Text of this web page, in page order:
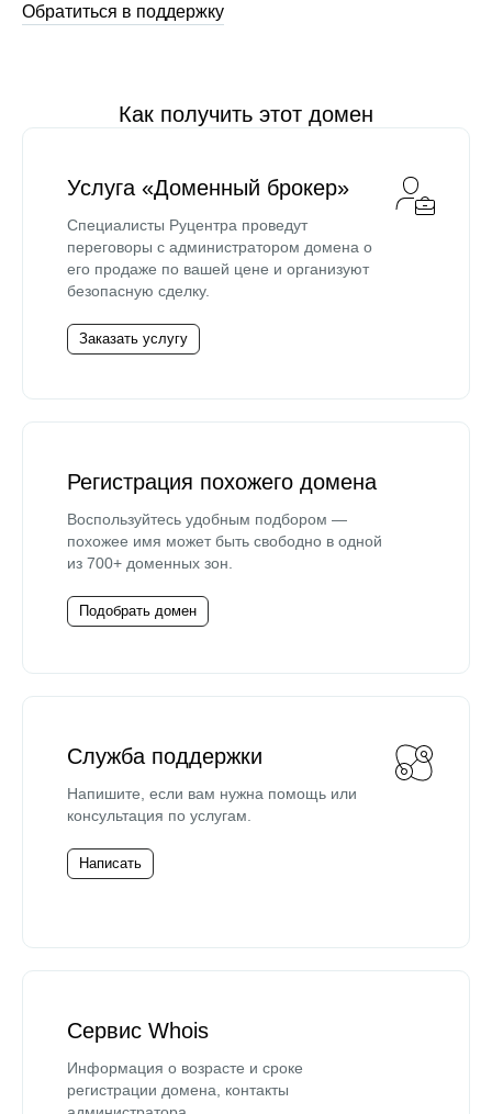
Обратиться в поддержку
Как получить этот домен
Услуга «Доменный брокер»
Специалисты Руцентра проведут
переговоры с администратором домена о
его продаже по вашей цене и организуют
безопасную сделку.
Заказать услугу
Регистрация похожего домена
Воспользуйтесь удобным подбором —
похожее имя может быть свободно в одной
из 700+ доменных зон.
Подобрать домен
Служба поддержки
Напишите, если вам нужна помощь или
консультация по услугам.
Написать
Сервис Whois
Информация о возрасте и сроке
регистрации домена, контакты